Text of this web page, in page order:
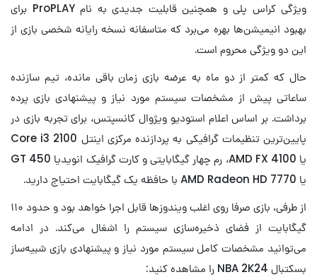
ویژگی کراس پلی و همچنین قابلیت جدیدی به نام ProPLAY برای
بهبود انیمیشن‌ها بهره می‌برد که متاسفانه نسخه رایانه شخصی بازی از
این دو ویژگی محروم است.
حال که کمتر از دو ماه به عرضه بازی زمان باقی مانده، تیم سازنده
ساعاتی پیش از مشخصات سیستم مورد نیاز و پیشنهادی بازی پرده
برداشت. بر اساس اعلام استودیو ویژوال کانسپتس، برای تجربه بازی در
پایین‌ترین تنظیمات گرافیکی به پردازنده مرکزی اینتل Core i3 2100
یا AMD FX 4100، رم چهار گیگابایتی و کارت گرافیک انویدیا GT 450
یا AMD Radeon HD 7770 با حافظه یک گیگابایت احتیاج دارید.
از طرفی، بازی صرفا روی اغلب ویندوزها قابل اجرا خواهد بود و حدود ۱۱۰
گیگابایت از فضای ذخیره‌سازی سیستم را اشغال می‌کند. در ادامه
می‌توانید مشخصات کامل سیستم مورد نیاز و پیشنهادی بازی شبیه‌ساز
بسکتبال NBA 2K24 را مشاهده کنید: